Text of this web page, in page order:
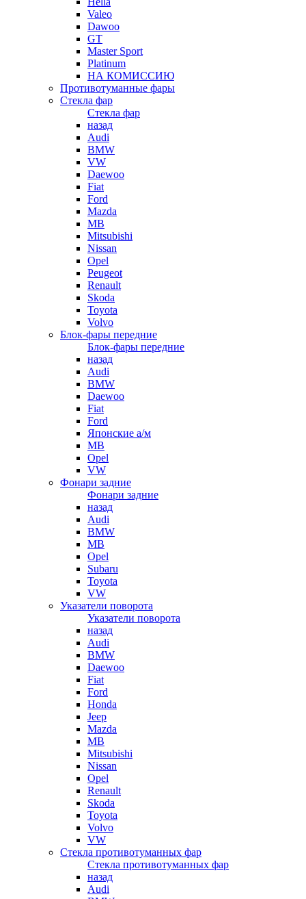
Valeo
Dawoo
GT
Master Sport
Platinum
НА КОМИССИЮ
Противотуманные фары
Стекла фар
Стекла фар
назад
Audi
BMW
VW
Daewoo
Fiat
Ford
Mazda
MB
Mitsubishi
Nissan
Opel
Peugeot
Renault
Skoda
Toyota
Volvo
Блок-фары передние
Блок-фары передние
назад
Audi
BMW
Daewoo
Fiat
Ford
Японские а/м
MB
Opel
VW
Фонари задние
Фонари задние
назад
Audi
BMW
MB
Opel
Subaru
Toyota
VW
Указатели поворота
Указатели поворота
назад
Audi
BMW
Daewoo
Fiat
Ford
Honda
Jeep
Mazda
MB
Mitsubishi
Nissan
Opel
Renault
Skoda
Toyota
Volvo
VW
Стекла противотуманных фар
Стекла противотуманных фар
назад
Audi